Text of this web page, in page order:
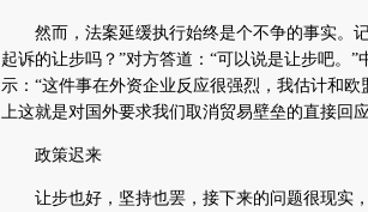
然而，法案延缓执行始终是个不争的事实。记
起诉的让步吗？”对方答道：“可以说是让步吧。
示：“这件事在外资企业反应很强烈，我估计和
上这就是对国外要求我们取消贸易壁垒的直接回
政策迟来
让步也好，坚持也罢，接下来的问题很现实，